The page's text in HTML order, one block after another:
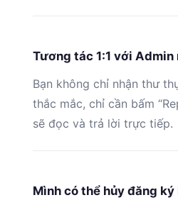
Tương tác 1:1 với Admin
Bạn không chỉ nhận thư
thắc mắc, chỉ cần bấm
sẽ đọc và trả lời trực tiếp.
Mình có thể hủy đăng ký